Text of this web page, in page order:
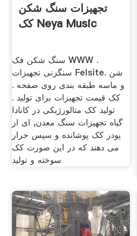
تجهیزات سنگ شکن
کک Neya Music
سنگ شکن فک WWW .
سنگزنی تجهیزات Felsite. شن
و ماسه طبقه بندی روی صفحه .
کک قیمت تجهیزات برای تولید .
تولید کک متالورژیکی در کانادا
گیاه تجهیزات سنگ معدن, ای از
پودر کک پوشانده و سپس حرار
می دهند که در این صورت کک
سوخته و تولید